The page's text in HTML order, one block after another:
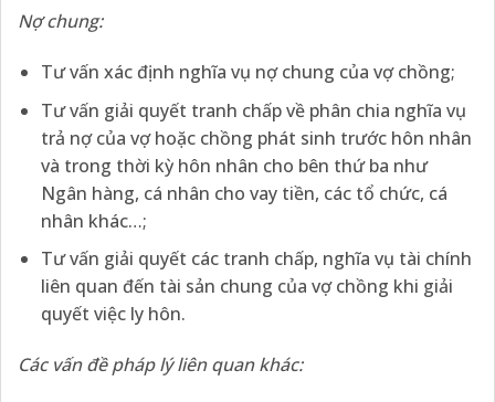
Nợ chung:
Tư vấn xác định nghĩa vụ nợ chung của vợ chồng;
Tư vấn giải quyết tranh chấp về phân chia nghĩa vụ
trả nợ của vợ hoặc chồng phát sinh trước hôn nhân
và trong thời kỳ hôn nhân cho bên thứ ba như
Ngân hàng, cá nhân cho vay tiền, các tổ chức, cá
nhân khác…;
Tư vấn giải quyết các tranh chấp, nghĩa vụ tài chính
liên quan đến tài sản chung của vợ chồng khi giải
quyết việc ly hôn.
Các vấn đề pháp lý liên quan khác: